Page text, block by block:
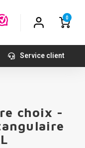
0
Service client
choix -